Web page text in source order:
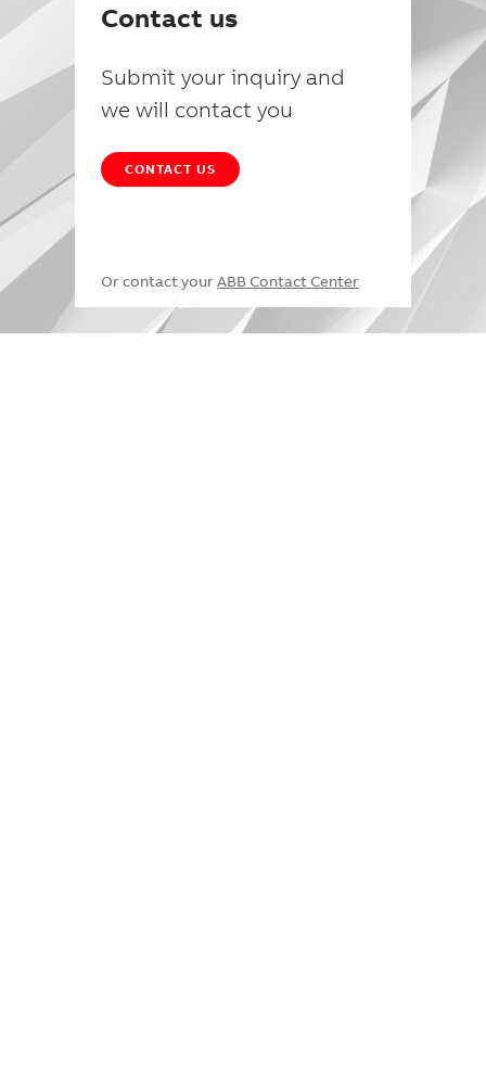
Contact us
Submit your inquiry and
we will contact you
CONTACT US
Or contact your ABB Contact Center